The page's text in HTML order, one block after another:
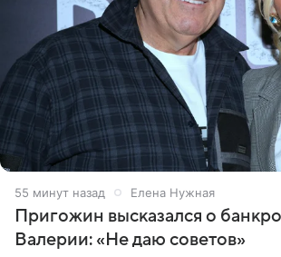
55 минут назад Елена Нужная
Пригожин высказался о
Валерии: «Не даю советов»